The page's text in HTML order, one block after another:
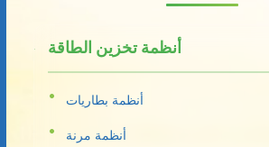
أنظمة تخزين الطاقة
أنظمة بطاريات
أنظمة مرنة